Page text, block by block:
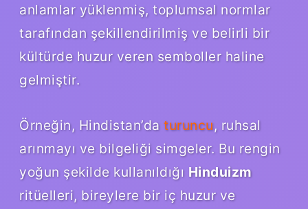
anlamlar yüklenmiş, toplumsal normlar
tarafından şekillendirilmiş ve belirli bir
kültürde huzur veren semboller haline
gelmiştir.
Örneğin, Hindistan’da turuncu, ruhsal
arınmayı ve bilgeliği simgeler. Bu rengin
yoğun şekilde kullanıldığı Hinduizm
ritüelleri, bireylere bir iç huzur ve